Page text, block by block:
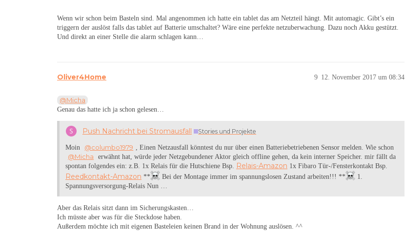
Wenn wir schon beim Basteln sind. Mal angenommen ich hatte ein tablet das am Netzteil hängt. Mit automagic. Gibt’s ein
triggern der auslöst falls das tablet auf Batterie umschaltet? Wäre eine perfekte netzuberwachung. Dazu noch Akku gestützt.
Und direkt an einer Stelle die alarm schlagen kann…
Oliver4Home 12. November 2017 um 08:34
9
@Micha
Genau das hatte ich ja schon gelesen…
Push Nachricht bei Stromausfall Stories und Projekte
Moin @columbo1979 , Einen Netzausfall könntest du nur über einen Batteriebetriebenen Sensor melden. Wie schon
@Micha
erwähnt hat, würde jeder Netzgebundener Aktor gleich offline gehen, da kein interner Speicher. mir fällt da
spontan folgendes ein: z.B. 1x Relais für die Hutschiene Bsp.
Relais-Amazon 1x Fibaro Tür-/Fensterkontakt Bsp.
Reedkontakt-Amazon ** Bei der Montage immer im spannungslosen Zustand arbeiten!!! **
1.
Spannungsversorgung-Relais Nun …
Aber das Relais sitzt dann im Sicherungskasten…
Ich müsste aber was für die Steckdose haben.
Außerdem möchte ich mit eigenen Basteleien keinen Brand in der Wohnung auslösen. ^^